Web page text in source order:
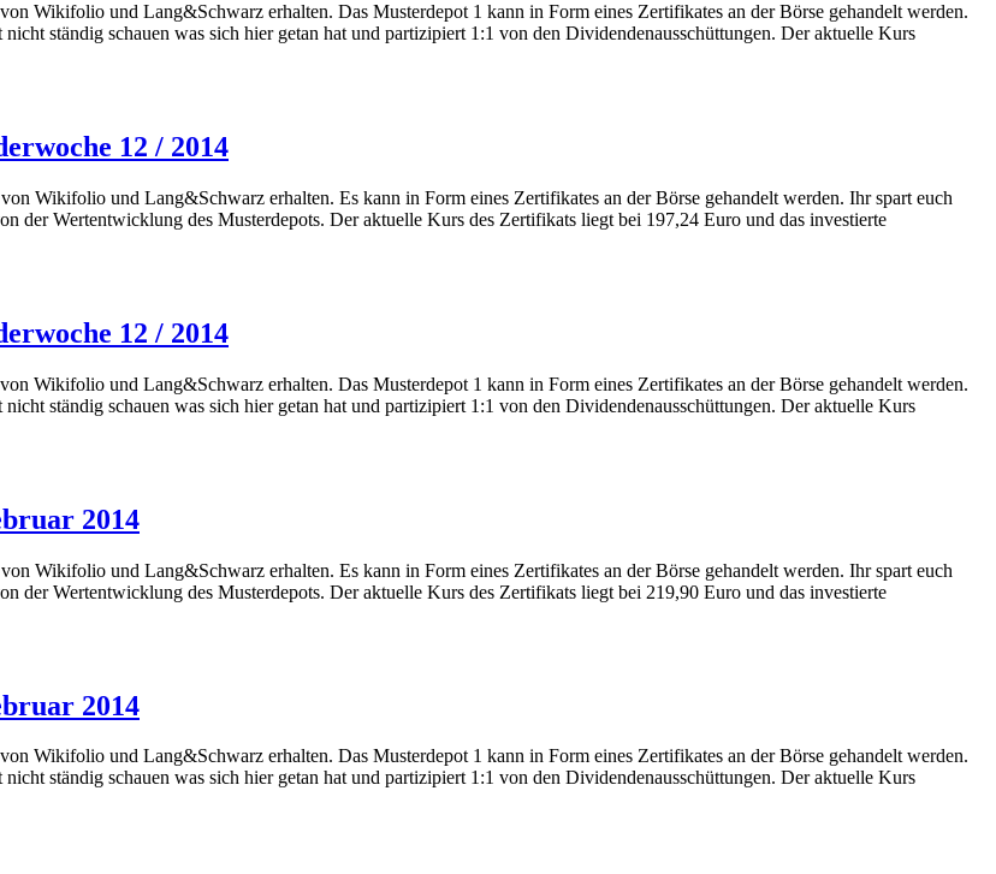
Wikifolio und Lang&Schwarz erhalten. Das Musterdepot 1 kann in Form eines Zertifikates an der Börse gehandelt werden.
ständig schauen was sich hier getan hat und partizipiert 1:1 von den Dividendenausschüttungen. Der aktuelle Kurs
12 / 2014
Wikifolio und Lang&Schwarz erhalten. Es kann in Form eines Zertifikates an der Börse gehandelt werden. Ihr spart euch
der Wertentwicklung des Musterdepots. Der aktuelle Kurs des Zertifikats liegt bei 197,24 Euro und das investierte
12 / 2014
Wikifolio und Lang&Schwarz erhalten. Das Musterdepot 1 kann in Form eines Zertifikates an der Börse gehandelt werden.
ständig schauen was sich hier getan hat und partizipiert 1:1 von den Dividendenausschüttungen. Der aktuelle Kurs
2014
Wikifolio und Lang&Schwarz erhalten. Es kann in Form eines Zertifikates an der Börse gehandelt werden. Ihr spart euch
der Wertentwicklung des Musterdepots. Der aktuelle Kurs des Zertifikats liegt bei 219,90 Euro und das investierte
2014
Wikifolio und Lang&Schwarz erhalten. Das Musterdepot 1 kann in Form eines Zertifikates an der Börse gehandelt werden.
ständig schauen was sich hier getan hat und partizipiert 1:1 von den Dividendenausschüttungen. Der aktuelle Kurs